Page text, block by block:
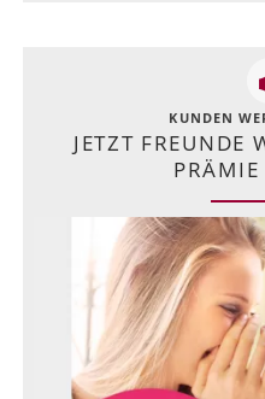
KUNDEN
JETZT FREUNDE
PRÄMIE